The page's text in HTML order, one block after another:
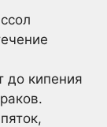
до кипения